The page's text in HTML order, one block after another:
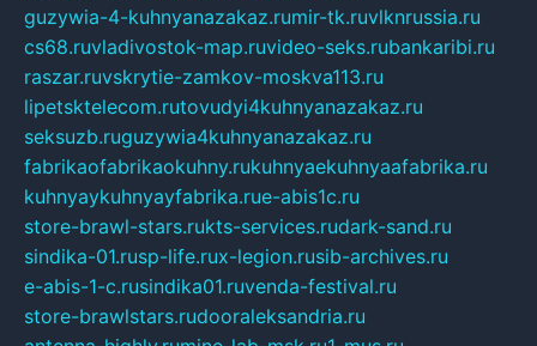
guzywia-4-kuhnyanazakaz.rumir-tk.ruvlknrussia.ru
cs68.ruvladivostok-map.ruvideo-seks.rubankaribi.ru
raszar.ruvskrytie-zamkov-moskva113.ru
lipetsktelecom.rutovudyi4kuhnyanazakaz.ru
seksuzb.ruguzywia4kuhnyanazakaz.ru
fabrikaofabrikaokuhny.rukuhnyaekuhnyaafabrika.ru
kuhnyaykuhnyayfabrika.rue-abis1c.ru
store-brawl-stars.rukts-services.rudark-sand.ru
sindika-01.rusp-life.rux-legion.rusib-archives.ru
e-abis-1-c.rusindika01.ruvenda-festival.ru
store-brawlstars.rudooraleksandria.ru